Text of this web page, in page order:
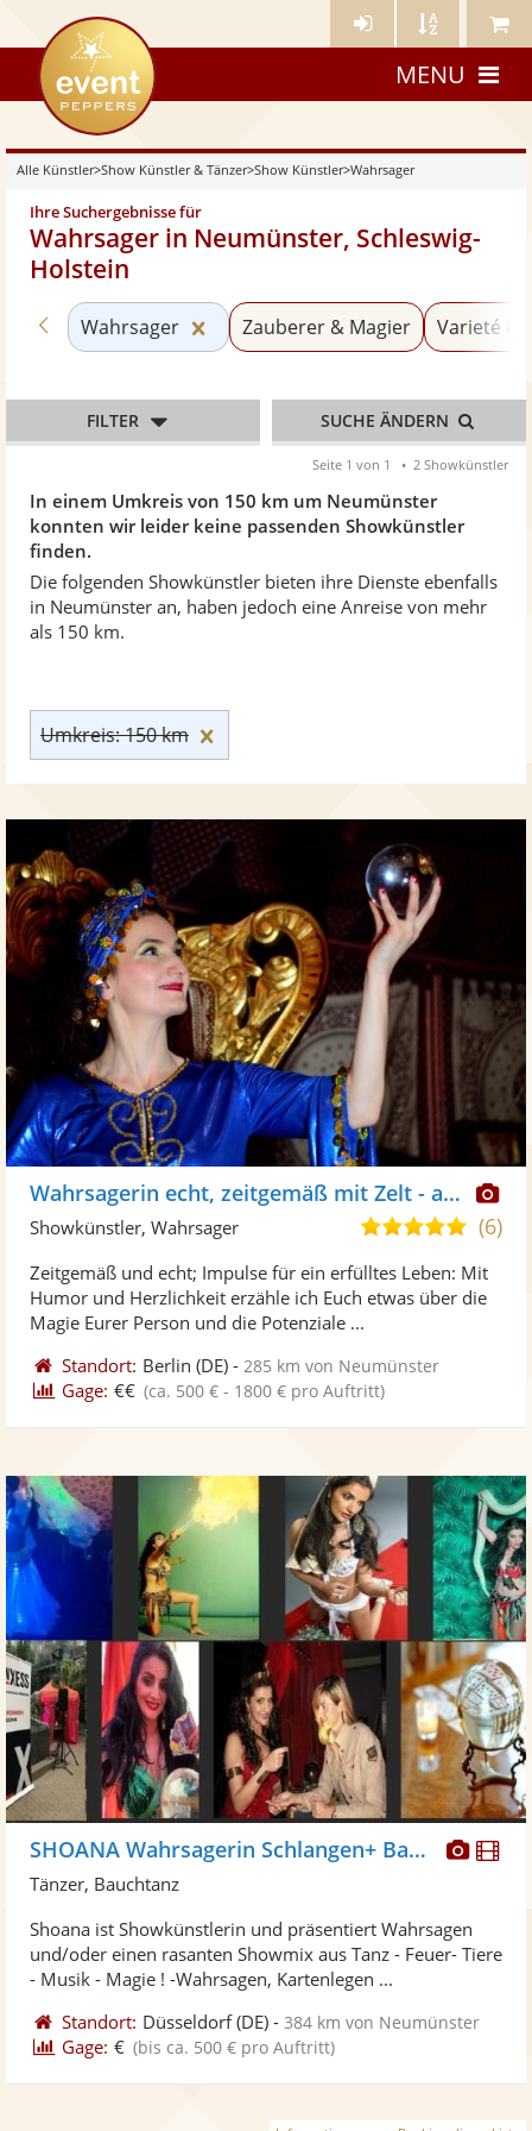
Künstler- Künstler Meine
eventpeppers
MENU
Alle Künstler>Show Künstler & Tänzer>Show Künstler>Wahrsager
Ihre Suchergebnisse für
Wahrsager in Neumünster, Schleswig-
Holstein
In einem Umkreis von 150 km um Neumünster
konnten wir leider keine passenden Showkünstler
finden.
Die folgenden Showkünstler bieten ihre Dienste ebenfalls
in Neumünster an, haben jedoch eine Anreise von mehr
als 150 km.
Zurück zu «Show Künstler»
Wahrsager Kategorie «Wahrsager»
Zauberer & Magier Varieté &
Umkreis: 150 km
FILTER SUCHE ÄNDERN
Seite 1 von 1 2 Showkünstler
Wahrsagerin echt, zeitgemäß mit Zelt - auch online
5,0
5
(6)
Showkünstler, Wahrsager
Zeitgemäß und echt; Impulse für ein erfülltes Leben: Mit
Humor und Herzlichkeit erzähle ich Euch etwas über die
Magie Eurer Person und die Potenziale ...
Standort: Berlin (DE) - 285 km von Neumünster
Gage: €€ (ca. 500 € - 1800 € pro Auftritt)
Fotos
SHOANA Wahrsagerin Schlangen+ Bauchtanz
Tänzer, Bauchtanz
Shoana ist Showkünstlerin und präsentiert Wahrsagen
und/oder einen rasanten Showmix aus Tanz - Feuer- Tiere
- Musik - Magie ! -Wahrsagen, Kartenlegen ...
Standort: Düsseldorf(DE) -384 km von Neumünster
Gage: € (bis ca. 500 € pro Auftritt)